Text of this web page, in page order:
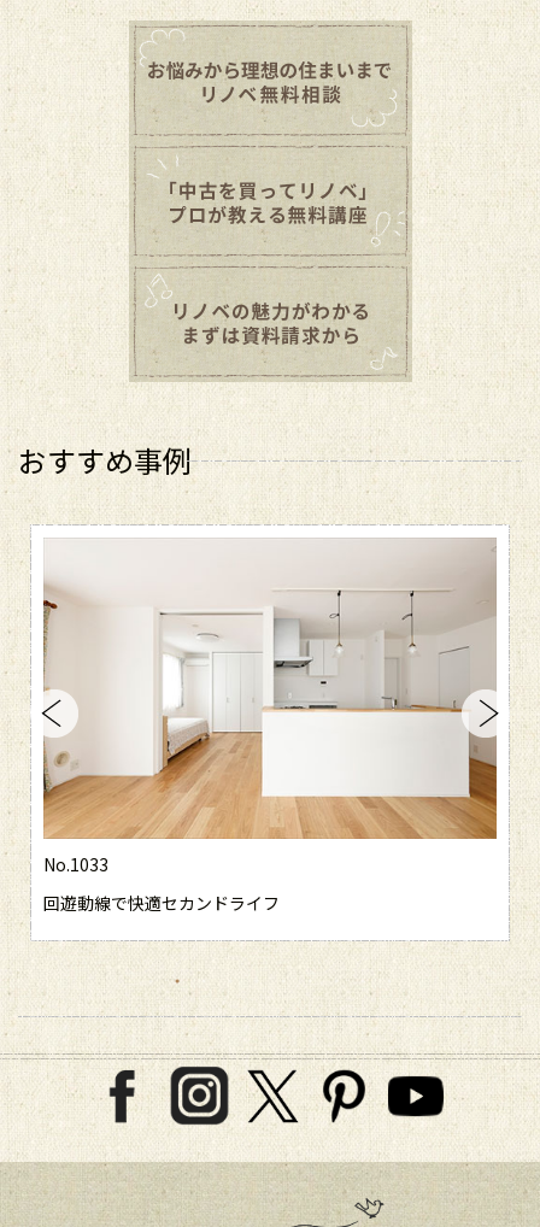
おすすめ事例
No.1033
回遊動線で快適セカンドライフ